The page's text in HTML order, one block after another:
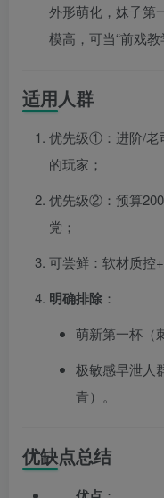
外形萌化，妹子第
模高，可当“前戏教
适用人群
优先级①：进阶/
的玩家；
优先级②：预算200
党；
可尝鲜：软材质控
明确排除 ：
萌新第一杯（
极敏感早泄人
青）。
优缺点总结